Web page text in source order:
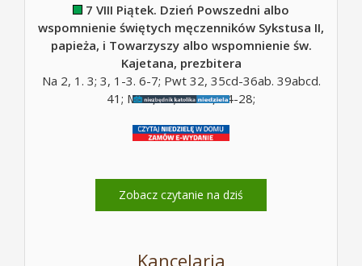
7 VIII Piątek. Dzień Powszedni albo
wspomnienie świętych męczenników Sykstusa II,
papieża, i Towarzyszy albo wspomnienie św.
Kajetana, prezbitera
Na 2, 1. 3; 3, 1-3. 6-7; Pwt 32, 35cd-36ab. 39abcd.
41; Mt 5, 10; Mt 16, 24-28;
Zobacz czytanie na dziś
Kancelaria